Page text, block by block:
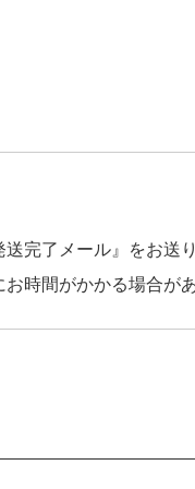
完了メール』をお送
時間がかかる場合が